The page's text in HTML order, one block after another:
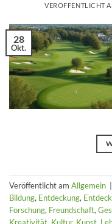
VERÖFFENTLICHT
28
Okt.
Veröffentlicht am Allgemein
Bildung, Entdeckung,
Forschung, Freundschaft,